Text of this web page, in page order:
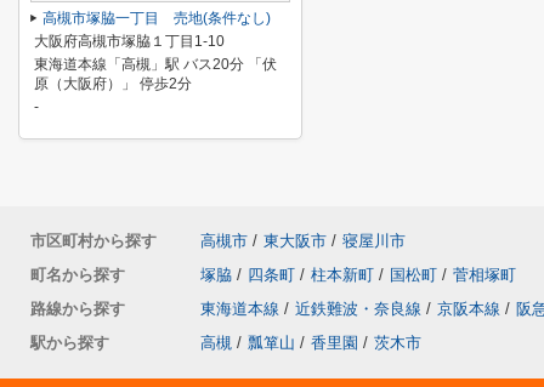
高槻市塚脇一丁目 売地(条件なし)
大阪府高槻市塚脇１丁目1-10
東海道本線「高槻」駅 バス20分 「伏
原（大阪府）」 停歩2分
-
市区町村から探す 高槻市 / 東大阪市 / 寝屋川市
町名から探す
塚脇 / 四条町 / 柱本新町 / 国松町 / 菅相塚町
路線から探す
東海道本線 / 近鉄難波・奈良線 / 京阪本線 / 阪
駅から探す
高槻 / 瓢箪山 / 香里園 / 茨木市